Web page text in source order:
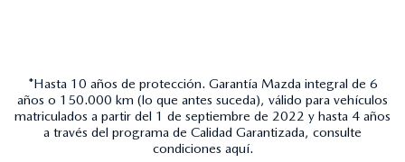
*Hasta 10 años de protección. Garantía Mazda integral de 6
años o 150.000 km (lo que antes suceda), válido para vehículos
matriculados a partir del 1 de septiembre de 2022 y hasta 4 años
a través del programa de Calidad Garantizada, consulte
condiciones aquí.